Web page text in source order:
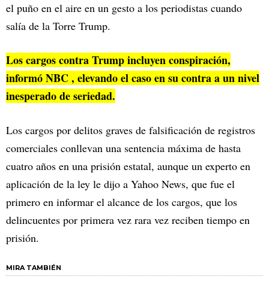
el puño en el aire en un gesto a los periodistas cuando
salía de la Torre Trump.
Los cargos contra Trump incluyen conspiración,
informó NBC, elevando el caso en su contra a un nivel
inesperado de seriedad.
Los cargos por delitos graves de falsificación de registros
comerciales conllevan una sentencia máxima de hasta
cuatro años en una prisión estatal, aunque un experto en
aplicación de la ley le dijo a Yahoo News, que fue el
primero en informar el alcance de los cargos, que los
delincuentes por primera vez rara vez reciben tiempo en
prisión.
MIRA TAMBIÉN